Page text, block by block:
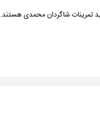
تمرینات شاگردان محمدی هستند.